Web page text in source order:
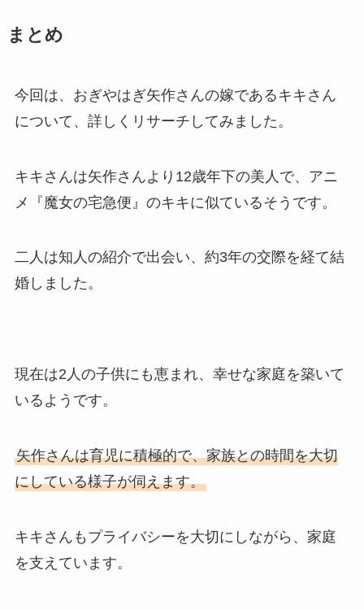
まとめ
今回は、おぎやはぎ矢作さんの嫁であるキキさん
について、詳しくリサーチしてみました。
キキさんは矢作さんより12歳年下の美人で、アニ
メ『魔女の宅急便』のキキに似ているそうです。
二人は知人の紹介で出会い、約3年の交際を経て結
婚しました。
現在は2人の子供にも恵まれ、幸せな家庭を築いて
いるようです。
矢作さんは育児に積極的で、家族との時間を大切
にしている様子が伺えます。
キキさんもプライバシーを大切にしながら、家庭
を支えています。